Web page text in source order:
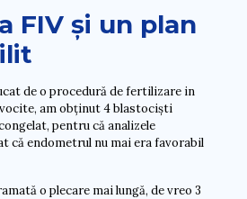
FIV și un plan
de o procedură de fertilizare in
am obținut 4 blastociști
pentru că analizele
că endometrul nu mai era favorabil
o plecare mai lungă, de vreo 3